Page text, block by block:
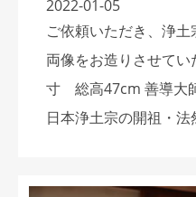
2022-01-05
ご依頼いただき、浄
両像をお造りさせて
寸 総高47cm 善導大
日本浄土宗の開祖・